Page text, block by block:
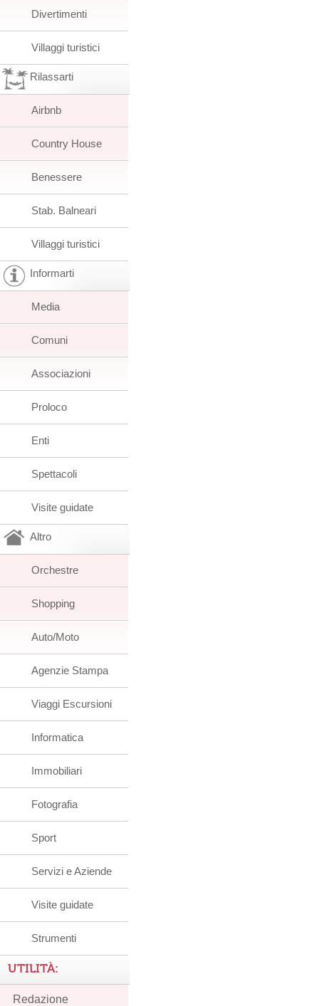
Divertimenti
Villaggi turistici
Rilassarti
Airbnb
Country House
Benessere
Stab. Balneari
Villaggi turistici
Informarti
Media
Comuni
Associazioni
Proloco
Enti
Spettacoli
Visite guidate
Altro
Orchestre
Shopping
Auto/Moto
Agenzie Stampa
Viaggi Escursioni
Informatica
Immobiliari
Fotografia
Sport
Servizi e Aziende
Visite guidate
Strumenti
UTILITÀ:
Redazione